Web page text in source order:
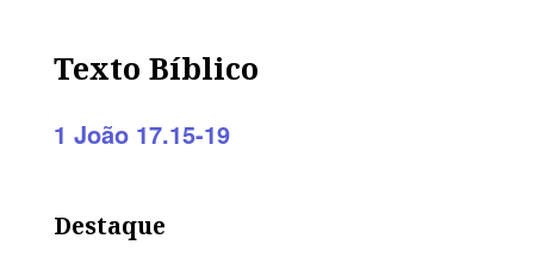
Texto Bíblico
1 João 17.15-19
Destaque